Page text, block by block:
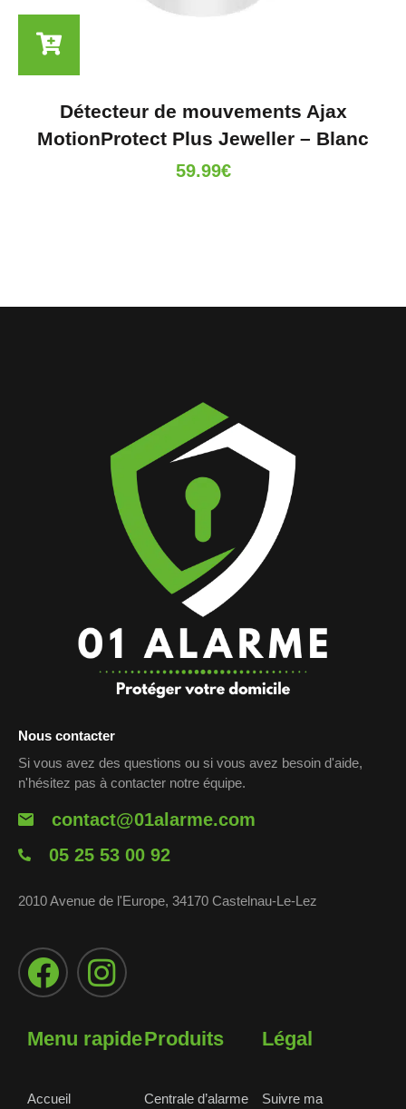
Détecteur de mouvements Ajax
MotionProtect Plus Jeweller – Blanc
59.99€
Nous contacter
Si vous avez des questions ou si vous avez besoin d'aide,
n'hésitez pas à contacter notre équipe.
contact@01alarme.com
05 25 53 00 92
2010 Avenue de l'Europe, 34170 Castelnau-Le-Lez
Menu rapide
Accueil
Produits
Centrale d’alarme
Légal
Suivre ma